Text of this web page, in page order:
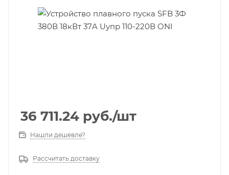
36 711.24 руб./шт
Нашли дешевле?
Рассчитать доставку